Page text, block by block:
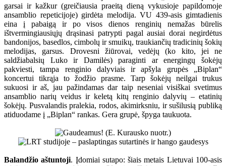
garsai ir kažkur (greičiausia praeitą dieną vykusioje papildomoje
ansamblio repeticijoje) girdėta melodija. VU 439-asis gimtadienis
eina į pabaigą ir po visos dienos renginių nemažas būrelis
ištvermingiausiųjų drąsinasi patrypti pagal ausiai dorai negirdėtus
bandonijos, basedlos, cimbolų ir smuikų, traukiančių tradicinių šokių
melodijas, garsus. Drovesni žiūrovai, vedėjų (ko kito, jei ne
saldžiabalsių Luko ir Damilės) paraginti ar energingų šokėjų
pakviesti, tampa renginio dalyviais ir apšyla grupės „Biplan“
koncertui tikrąja to žodžio prasme. Tarp šokėjų neilgai trukus
sukuosi ir aš, jau pažindamas dar taip neseniai visiškai svetimus
ansamblio narių veidus ir keletą kitų renginio dalyvių – etatinių
šokėjų. Pusvalandis pralekia, rodos, akimirksniu, ir sušilusią publiką
atiduodame į „Biplan“ rankas. Gera grupė, špyga taukuota.
Balandžio aštuntoji. Įdomiai sutapo: šiais metais Lietuvai 100-asis